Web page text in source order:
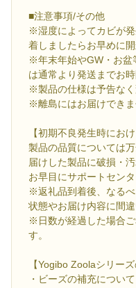
■注意事項/その他
※湿度によってカビが
着しましたらお早めに
※年末年始やGW・お盆
は通常より発送までお
※製品の仕様は予告なく
※離島にはお届けできま
【初期不良発生時にお
製品の品質については
届けした製品に破損・
お早目にサポートセン
※返礼品到着後、なる
状態やお届け内容に間
※日数が経過した場合
す。
【Yogibo Zoolaシリー
・ビーズの補充について